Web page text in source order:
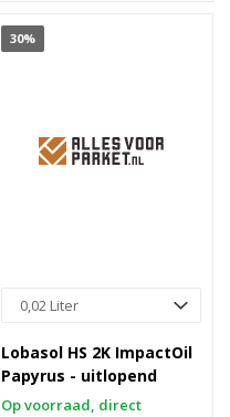
30%
Lobasol HS 2K ImpactOil
Papyrus - uitlopend
Op voorraad, direct